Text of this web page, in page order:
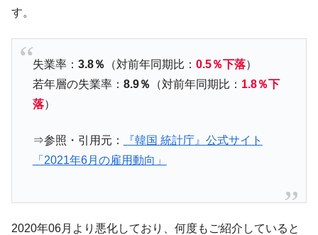
た ⇒ 国家が行った恐るべき株価操作であり、空前の国政壟
『Money1』
動」
『Money1』
中国だけが鉄鋼輸出を異常増加させる ⇒ 中
国の過剰生産が世界を蝕む。
種は全般的「不調」⇒ PSIが示す現況は決して良くない。
『Money1』
【米韓激突案件】韓国消費者院が『クーパ
『Money1』 韓国で猛暑。南東部では干ばつ
『Money1』
韓国型イージス搭載の次世代駆逐艦
す。
失業率： 3.8％ （対前年同期比： 0.5％下落）
若年層の失業率： 8.9％ （対前年同期比： 1.8％下
落）
⇒参照・引用元：
『韓国 統計庁』公式サイト
「2021年6月の雇用動向」
2020年06月より悪化しており、何度もご紹介していると